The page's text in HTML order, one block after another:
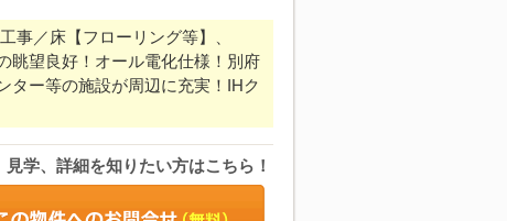
事／床【フローリング等】、
眺望良好！オール電化仕様！別府
ター等の施設が周辺に充実！IHク
見学、詳細を知りたい方はこちら！